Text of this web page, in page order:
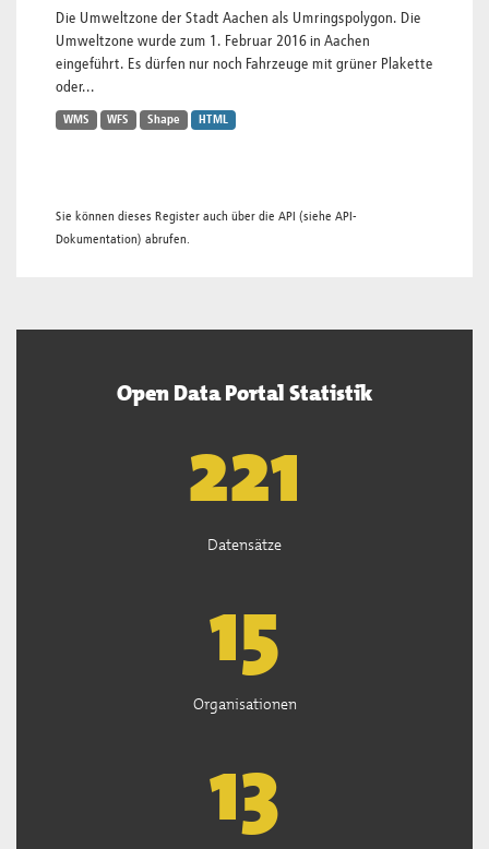
Die Umweltzone der Stadt Aachen als Umringspolygon. Die
Umweltzone wurde zum 1. Februar 2016 in Aachen
eingeführt. Es dürfen nur noch Fahrzeuge mit grüner Plakette
oder...
WMS WFS Shape HTML
Sie können dieses Register auch über die API (siehe API-
Dokumentation) abrufen.
Open Data Portal Statistik
222
Datensätze
15
Organisationen
13